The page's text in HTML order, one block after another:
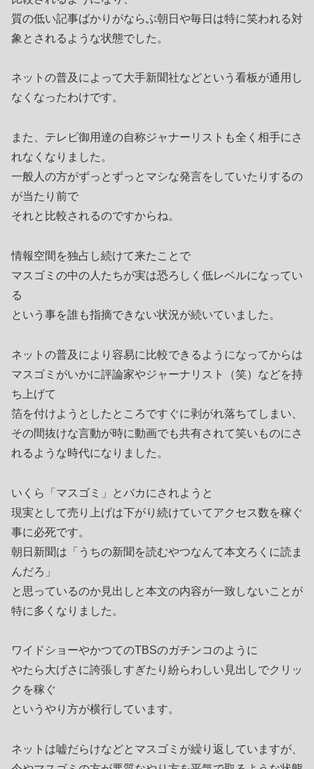
質の低い記事ばかりがならぶ朝日や毎日は特に笑われる対
象とされるような状態でした。
ネットの普及によって大手新聞社などという看板が通用し
なくなったわけです。
また、テレビ御用達の自称ジャナーリストも全く相手にさ
れなくなりました。
一般人の方がずっとずっとマシな発言をしていたりするの
が当たり前で
それと比較されるのですからね。
情報空間を独占し続けて来たことで
マスゴミの中の人たちが実は恐ろしく低レベルになってい
る
という事を誰も指摘できない状況が続いていました。
ネットの普及により容易に比較できるようになってからは
マスゴミがいかに評論家やジャーナリスト（笑）などを持
ち上げて
箔を付けようとしたところですぐに剥がれ落ちてしまい、
その間抜けな言動が時に動画でも共有されて笑いものにさ
れるような時代になりました。
いくら「マスゴミ」とバカにされようと
現実として売り上げは下がり続けていてアクセス数を稼ぐ
事に必死です。
朝日新聞は「うちの新聞を読むやつなんて本文ろくに読ま
んだろ」
と思っているのか見出しと本文の内容が一致しないことが
特に多くなりました。
ワイドショーやかつてのTBSのガチンコのように
やたら大げさに誇張しすぎたり紛らわしい見出しでクリッ
クを稼ぐ
というやり方が横行しています。
ネットは嘘だらけなどとマスゴミが繰り返していますが、